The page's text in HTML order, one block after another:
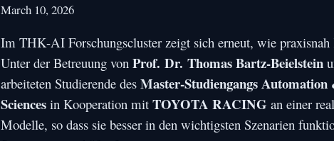
March 10, 2026
Im THK-AI Forschungscluster zeigt sich erneut, wie
Unter der Betreuung von Prof. Dr. Thomas Bartz-Beielstein
arbeiteten Studierende des Master-Studiengangs
Sciencesin Kooperation mit TOYOTA RACING an einer
Modelle, so dass sie besser in den wichtigsten Szenarien